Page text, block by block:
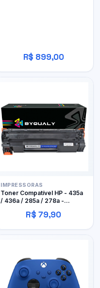
R$ 899,00
IMPRESSORAS
Toner Compatível HP - 435a
/ 436a / 285a / 278a -
R$ 79,90